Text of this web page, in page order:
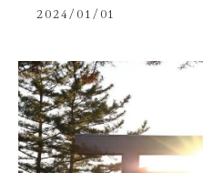
2024/01/01